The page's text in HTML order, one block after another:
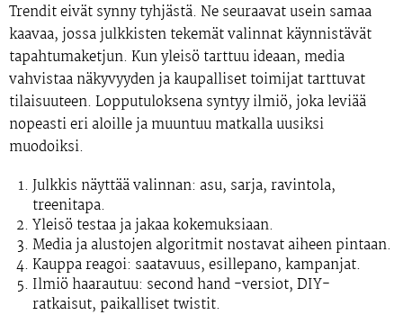
Trendit eivät synny tyhjästä. Ne seuraavat usein samaa
kaavaa, jossa julkkisten tekemät valinnat käynnistävät
tapahtumaketjun. Kun yleisö tarttuu ideaan, media
vahvistaa näkyvyyden ja kaupalliset toimijat tarttuvat
tilaisuuteen. Lopputuloksena syntyy ilmiö, joka leviää
nopeasti eri aloille ja muuntuu matkalla uusiksi
muodoiksi.
Julkkis näyttää valinnan: asu, sarja, ravintola,
treenitapa.
Yleisö testaa ja jakaa kokemuksiaan.
Media ja alustojen algoritmit nostavat aiheen pintaan.
Kauppa reagoi: saatavuus, esillepano, kampanjat.
Ilmiö haarautuu: second hand -versiot, DIY-
ratkaisut, paikalliset twistit.